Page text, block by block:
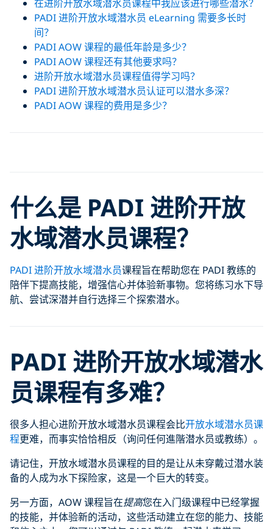
在进阶开放水域潜水员课程中我应该进行哪些潜水？
PADI 进阶开放水域潜水员 eLearning 需要多长时
间？
PADI AOW 课程的最低年龄是多少？
PADI AOW 课程还有其他要求吗？
进阶开放水域潜水员课程值得学习吗？
PADI 进阶开放水域潜水员认证可以潜水多深？
PADI AOW 课程的费用是多少？
什么是 PADI 进阶开放
水域潜水员课程？
PADI 进阶开放水域潜水员课程旨在帮助您在 PADI 教练的
陪伴下提高技能，增强信心并体验新事物。您将练习水下导
航、尝试深潜并自行选择三个探索潜水。
PADI 进阶开放水域潜水
员课程有多难？
很多人担心进阶开放水域潜水员课程会比开放水域潜水员课
程更难，而事实恰恰相反（询问任何進階潜水员或教练）。
请记住，开放水域潜水员课程的目的是让从未穿戴过潜水装
备的人成为水下探险家，这是一个巨大的转变。
另一方面，AOW 课程旨在提高您在入门级课程中已经掌握
的技能，并体验新的活动，这些活动建立在您的能力、技能